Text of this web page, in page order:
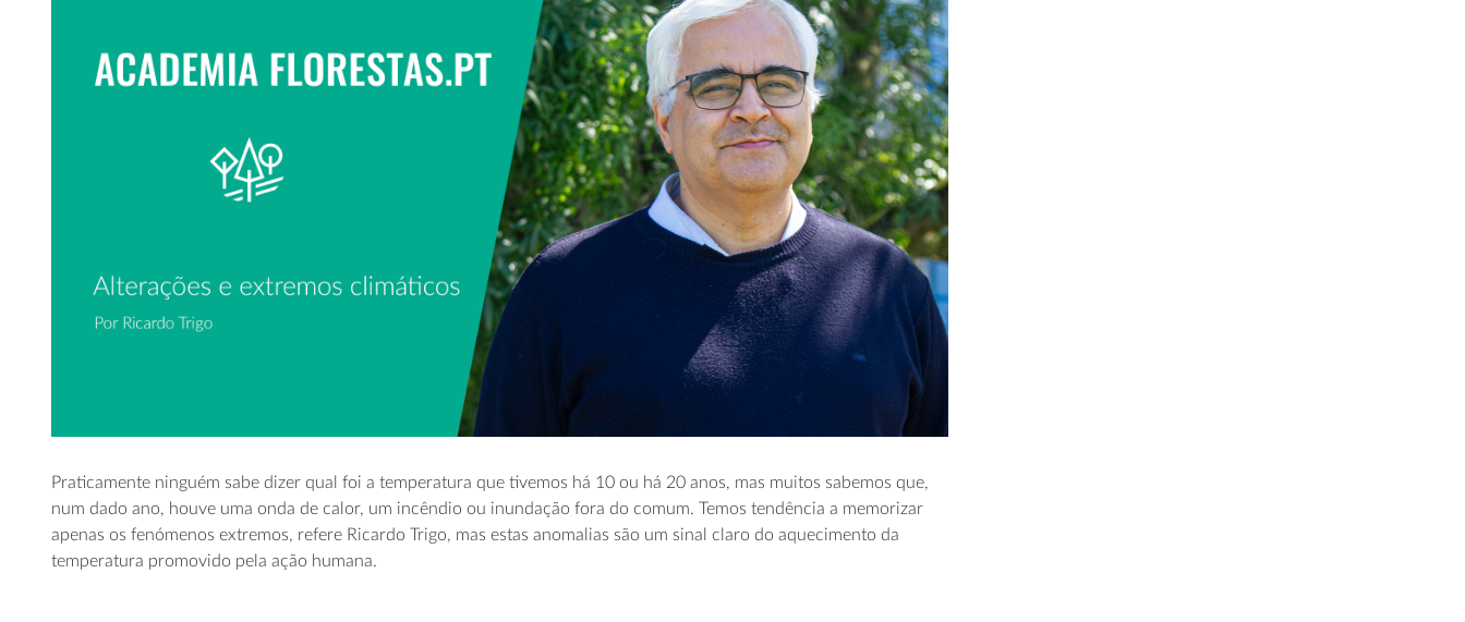
Praticamente ninguém sabe dizer qual foi a temperatura que tivemos há 10 ou há 20 anos, mas muitos sabemos que,
num dado ano, houve uma onda de calor, um incêndio ou inundação fora do comum. Temos tendência a memorizar
apenas os fenómenos extremos, refere Ricardo Trigo, mas estas anomalias são um sinal claro do aquecimento da
temperatura promovido pela ação humana.